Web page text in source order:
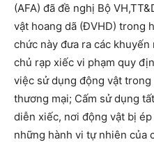
(AFA) đã đề nghị Bộ
vật hoang dã (ĐVHD) trong
chức này đưa ra các
chủ rạp xiếc vi phạm quy
việc sử dụng động vật
thương mại; Cấm sử dụng
diễn xiếc, nơi động vật bị
những hành vi tự nhiên của